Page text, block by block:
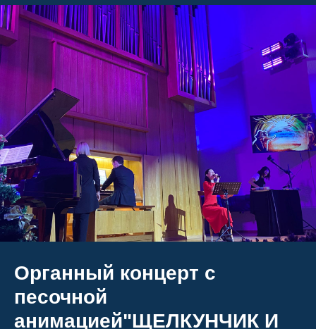
Органный концерт с
песочной
анимацией"ЩЕЛКУНЧИК И